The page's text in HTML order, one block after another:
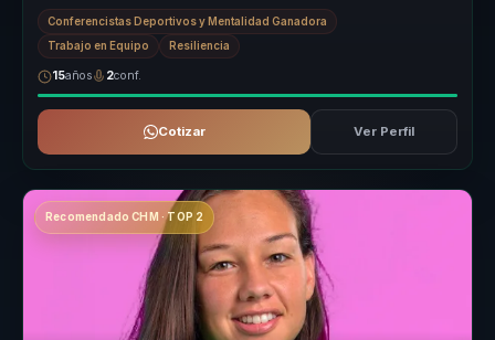
fortalecer cohe...
Conferencistas Deportivos y Mentalidad Ganadora
Trabajo en Equipo Resiliencia
15años 2conf.
Cotizar Ver Perfil
Recomendado CHM · TOP 2